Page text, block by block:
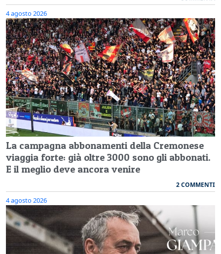
4 agosto 2026
La campagna abbonamenti della Cremonese
viaggia forte: già oltre 3000 sono gli abbonati.
E il meglio deve ancora venire
2 COMMENTI
4 agosto 2026